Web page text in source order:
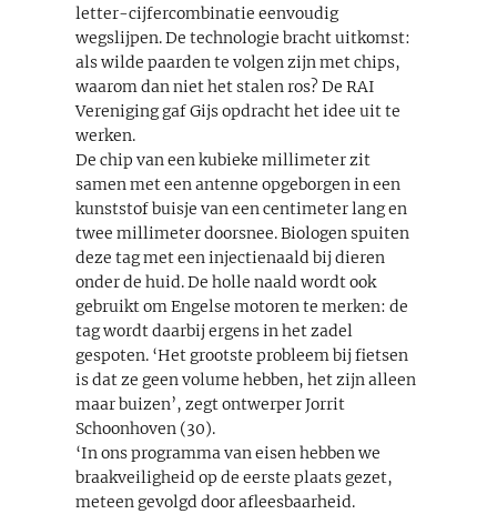
letter-cijfercombinatie eenvoudig
wegslijpen. De technologie bracht uitkomst:
als wilde paarden te volgen zijn met chips,
waarom dan niet het stalen ros? De RAI
Vereniging gaf Gijs opdracht het idee uit te
werken.
De chip van een kubieke millimeter zit
samen met een antenne opgeborgen in een
kunststof buisje van een centimeter lang en
twee millimeter doorsnee. Biologen spuiten
deze tag met een injectienaald bij dieren
onder de huid. De holle naald wordt ook
gebruikt om Engelse motoren te merken: de
tag wordt daarbij ergens in het zadel
gespoten. ‘Het grootste probleem bij fietsen
is dat ze geen volume hebben, het zijn alleen
maar buizen’, zegt ontwerper Jorrit
Schoonhoven (30).
‘In ons programma van eisen hebben we
braakveiligheid op de eerste plaats gezet,
meteen gevolgd door afleesbaarheid.